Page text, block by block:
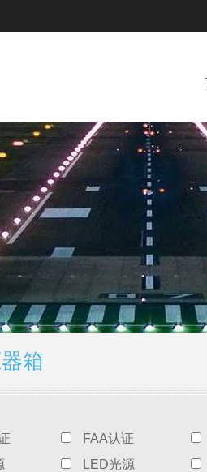
箱
FAA认证
LED光源